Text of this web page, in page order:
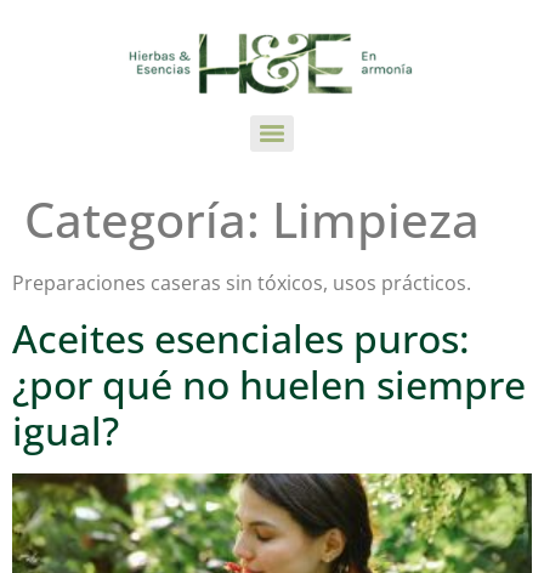
Categoría: Limpieza
Preparaciones caseras sin tóxicos, usos prácticos.
Aceites esenciales puros:
¿por qué no huelen siempre
igual?